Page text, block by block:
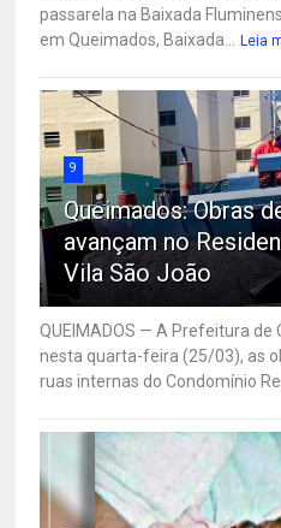
passarela na Baixada
em Queimados, Baixada...
Leia
9
Queimados: Obras
avançam no
Vila São João
QUEIMADOS — A Prefeitura de
nesta quarta-feira (25/03), as
ruas internas do Condomínio